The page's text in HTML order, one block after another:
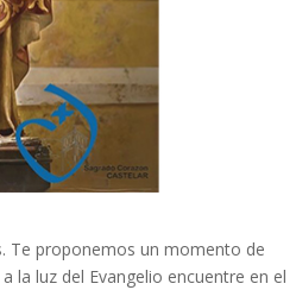
Te proponemos un momento de
la luz del Evangelio encuentre en el